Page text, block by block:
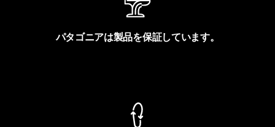
パタゴニアは製品を保証しています。